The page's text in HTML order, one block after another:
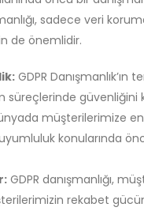
sadece veri
de önemlidir.
GDPR
güvenliğini
müşterilerimize
konularında
GDPR danışmanlığı,
rekabet